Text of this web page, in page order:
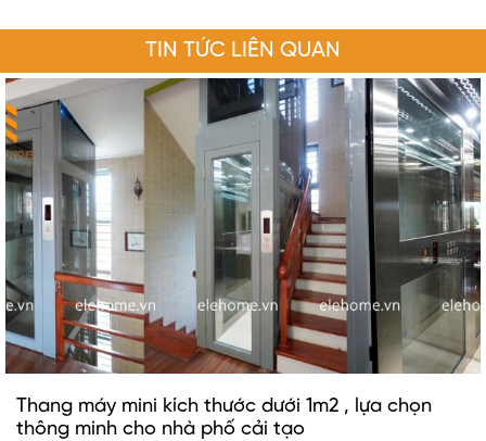
TIN TỨC LIÊN QUAN
Thang máy mini kích thước dưới 1m2 , lựa chọn
thông minh cho nhà phố cải tạo